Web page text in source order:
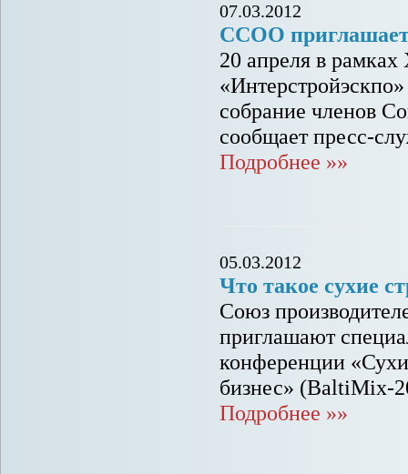
07.03.2012
ССОО
20 апреля в
собрание членов
сообщает пресс-
Подробнее »»
05.03.2012
Что такое сухие
Союз
приглашают
конференции
бизнес» (BaltiMix-
Подробнее »»